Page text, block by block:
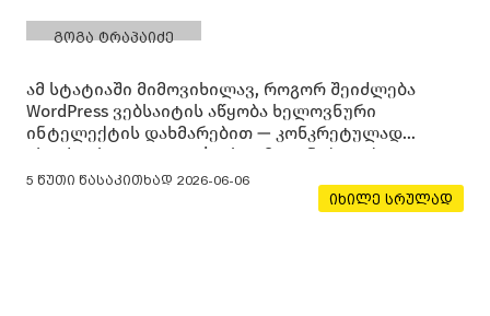
გოგა ტრაპაიძე
ამ სტატიაში მიმოვიხილავ, როგორ შეიძლება
WordPress ვებსაიტის აწყობა ხელოვნური
ინტელექტის დახმარებით — კონკრეტულად
Claude-ისა და Novamira-ს გამოყენებით. ბოლო
პერიოდში AI ინსტრუმენტები მხოლოდ ტექსტების
ან სურათების გენერირებისთვის აღარ
5 წუთი წასაკითხად 2026-06-06
იხილე სრულად